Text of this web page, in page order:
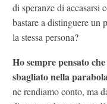
di speranze di accasarsi
bastare a distinguere un
la stessa persona?
Ho sempre pensato
sbagliato nella
ne rendiamo conto, ma